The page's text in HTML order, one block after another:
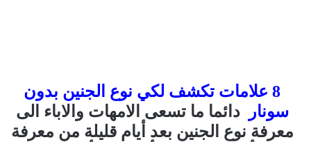
8 علامات تكشف لكي نوع الجنين بدون
سونار
دائما ما تسعى الامهات والاباء الى
معرفة نوع الجنين بعد أيام قليلة من معرفة